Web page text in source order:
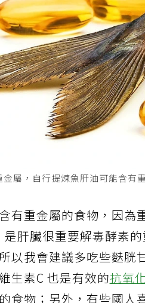
有重金屬的食物，因為
肝臟很重要解毒酵素
所以我會建議多吃些麩
生素C 也是有效的抗氧